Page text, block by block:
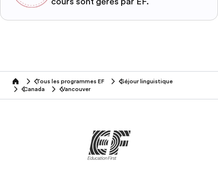
home Tous les programmes EF
Séjour linguistique
Canada
Vancouver